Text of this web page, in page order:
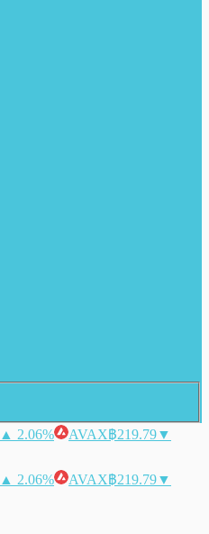
▲ 2.06% AVAX฿219.79▼
▲ 2.06% AVAX฿219.79▼